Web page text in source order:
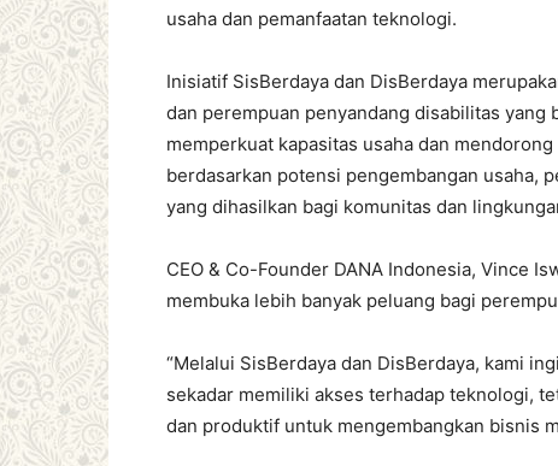
usaha dan pemanfaatan teknologi.
Inisiatif SisBerdaya dan DisBerdaya
dan perempuan penyandang disabilitas
memperkuat kapasitas usaha dan
berdasarkan potensi pengembangan usaha,
yang dihasilkan bagi komunitas dan
CEO & Co-Founder DANA Indonesia, Vince
membuka lebih banyak peluang bagi
“Melalui SisBerdaya dan DisBerdaya, kami
sekadar memiliki akses terhadap teknologi,
dan produktif untuk mengembangkan bisnis